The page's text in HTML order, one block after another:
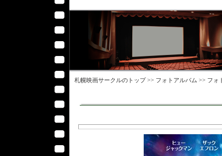
札幌映画サークルのトップ >> フォトアルバム >> フォ